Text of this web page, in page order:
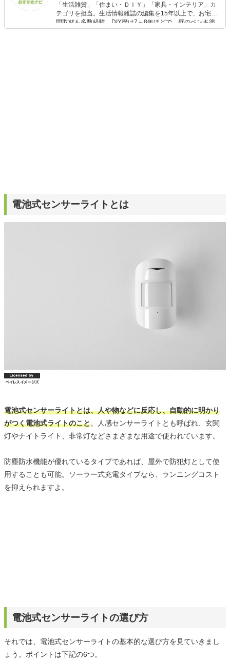
「生活雑貨」「住まい・ＤＩＹ」「家具・インテリア」カ
テゴリを担当。生活情報雑誌の編集を15年以上で、お宅訪
問取材も多数経験。DIY歴は7～8年ほどで、壁のペンキ塗
りや壁紙チェンジなどもチャレンジ済み。初心者でもモノ
電池式センサーライトとは
電池式センサーライトとは、人や物などに反応し、自動的に明かり
がつく電池式ライトのこと。人感センサーライトとも呼ばれ、玄関
灯やナイトライト、非常灯などさまざまな用途で使われています。
防塵防水機能が優れているタイプであれば、屋外で防犯灯として使
用することも可能。ソーラー式充電タイプなら、ランニングコスト
を抑えられますよ。
電池式センサーライトの選び方
それでは、電池式センサーライトの基本的な選び方を見ていきまし
ょう。ポイントは下記の6つ。